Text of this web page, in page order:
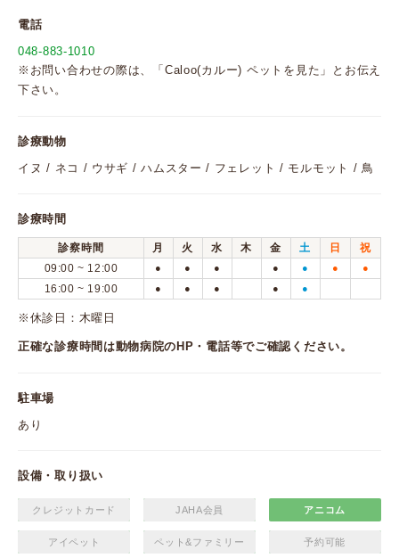
電話
048-883-1010
※お問い合わせの際は、「Caloo(カルー) ペットを見た」とお伝え
下さい。
診療動物
イヌ / ネコ / ウサギ / ハムスター / フェレット / モルモット / 鳥
診療時間
診察時間 月 火 水 木 金 土 日
祝
09:00 ~ 12:00
● ● ● ● ● ● ●
16:00 ~ 19:00 ● ● ● ● ●
※休診日：木曜日
正確な診療時間は動物病院のHP・電話等でご確認ください。
駐車場
あり
設備・取り扱い
クレジットカード JAHA会員 アニコム
アイペット ペット&ファミリー 予約可能